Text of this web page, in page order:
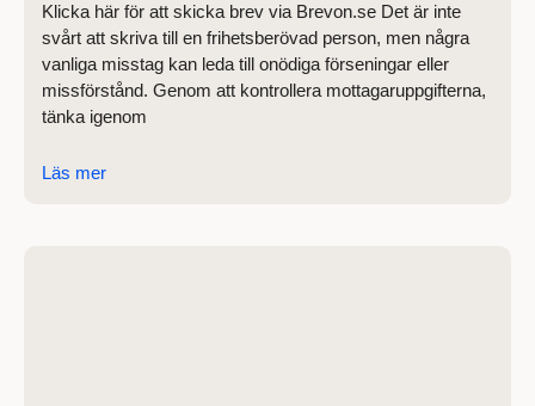
Klicka här för att skicka brev via Brevon.se Det är inte
svårt att skriva till en frihetsberövad person, men några
vanliga misstag kan leda till onödiga förseningar eller
missförstånd. Genom att kontrollera mottagaruppgifterna,
tänka igenom
Läs mer